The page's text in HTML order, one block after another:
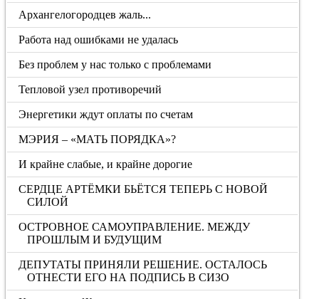
Архангелогородцев жаль...
Работа над ошибками не удалась
Без проблем у нас только с проблемами
Тепловой узел противоречий
Энергетики ждут оплаты по счетам
МЭРИЯ – «МАТЬ ПОРЯДКА»?
И крайне слабые, и крайне дорогие
СЕРДЦЕ АРТЁМКИ БЬЁТСЯ ТЕПЕРЬ С НОВОЙ
СИЛОЙ
ОСТРОВНОЕ САМОУПРАВЛЕНИЕ. МЕЖДУ
ПРОШЛЫМ И БУДУЩИМ
ДЕПУТАТЫ ПРИНЯЛИ РЕШЕНИЕ. ОСТАЛОСЬ
ОТНЕСТИ ЕГО НА ПОДПИСЬ В СИЗО